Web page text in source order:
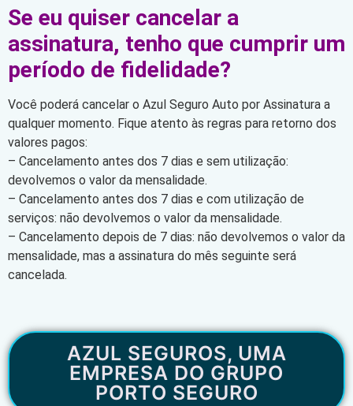
Se eu quiser cancelar a
assinatura, tenho que cumprir um
período de fidelidade?
Você poderá cancelar o Azul Seguro Auto por Assinatura a
qualquer momento. Fique atento às regras para retorno dos
valores pagos:
– Cancelamento antes dos 7 dias e sem utilização:
devolvemos o valor da mensalidade.
– Cancelamento antes dos 7 dias e com utilização de
serviços: não devolvemos o valor da mensalidade.
– Cancelamento depois de 7 dias: não devolvemos o valor da
mensalidade, mas a assinatura do mês seguinte será
cancelada.
AZUL SEGUROS, UMA
EMPRESA DO GRUPO
PORTO SEGURO